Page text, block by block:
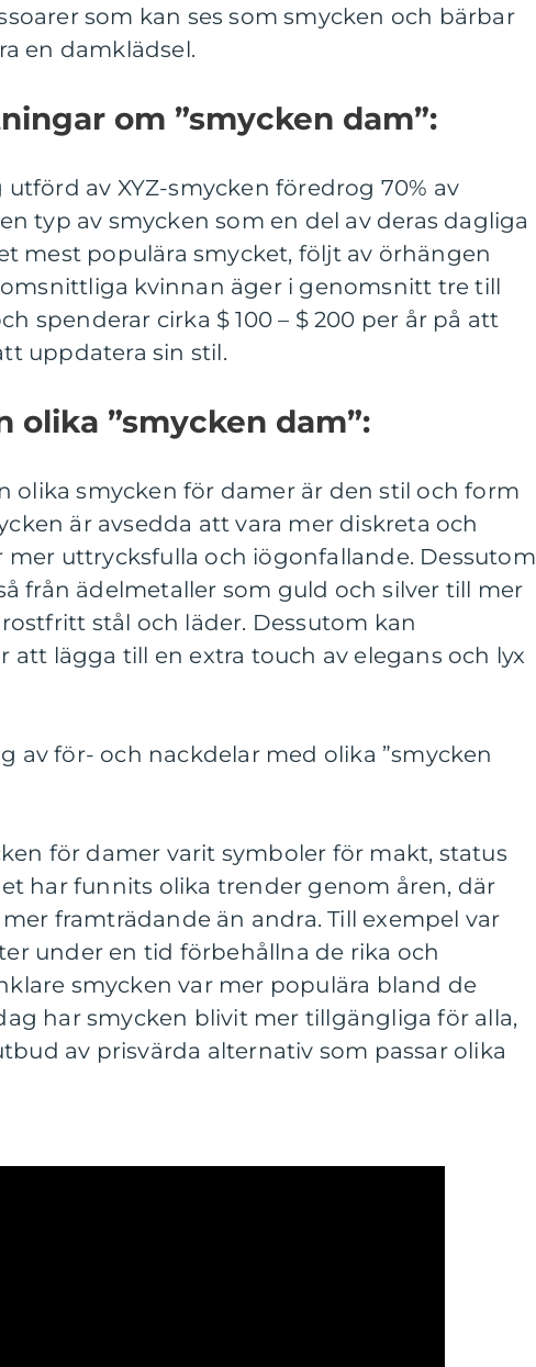
som kan ses som smycken och bärbar
en damklädsel.
om ”smycken dam”:
av XYZ-smycken föredrog 70% av
typ av smycken som en del av deras dagliga
mest populära smycket, följt av örhängen
kvinnan äger i genomsnitt tre till
spenderar cirka $ 100 – $ 200 per år på att
uppdatera sin stil.
olika ”smycken dam”:
olika smycken för damer är den stil och form
är avsedda att vara mer diskreta och
mer uttrycksfulla och iögonfallande. Dessutom
från ädelmetaller som guld och silver till mer
stål och läder. Dessutom kan
att lägga till en extra touch av elegans och lyx
av för- och nackdelar med olika ”smycken
för damer varit symboler för makt, status
har funnits olika trender genom åren, där
framträdande än andra. Till exempel var
under en tid förbehållna de rika och
smycken var mer populära bland de
har smycken blivit mer tillgängliga för alla,
av prisvärda alternativ som passar olika